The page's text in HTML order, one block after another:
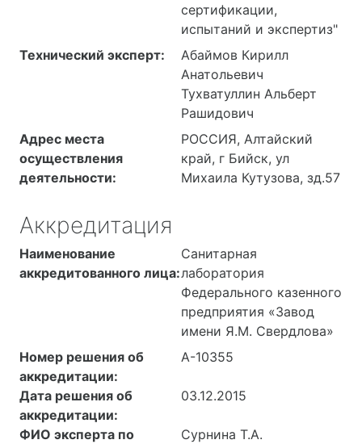
сертификации,
испытаний и экспертиз"
Технический эксперт:
Абаймов Кирилл
Анатольевич
Тухватуллин Альберт
Рашидович
Адрес места
осуществления
деятельности:
РОССИЯ, Алтайский
край, г Бийск, ул
Михаила Кутузова, зд.57
Аккредитация
Наименование
аккредитованного лица:
Санитарная
лаборатория
Федерального казенного
предприятия «Завод
имени Я.М. Свердлова»
Номер решения об
аккредитации:
А-10355
Дата решения об
аккредитации:
03.12.2015
ФИО эксперта по
Сурнина Т.А.